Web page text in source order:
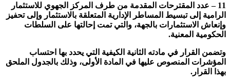
11 – عدد المقترحات المقدمة من طرف المركز الجهوي للاستثمار
الرامية إلى تبسيط المساطر الإدارية المتعلقة بالاستثمار وإلى تحفيز
وإنعاش الاستثمارات بالجهة، والتي تمت إحالتها على السلطات
الحكومية المعنية.
وتضمن القرار في مادته الثانية الكيفية التي يحدد بها احتساب
المؤشرات المنصوص عليها في المادة الأولى، وذلك بالجدول الملحق
بهذا القرار.